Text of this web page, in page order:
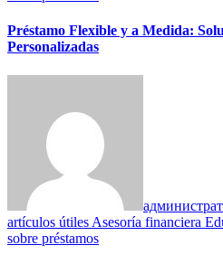
Préstamo Flexible y a Medida:
Personalizadas
artículos útiles Asesoría financiera
sobre préstamos